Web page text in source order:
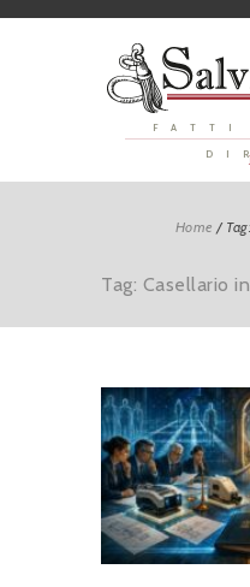
Home /
Tag: Casellario